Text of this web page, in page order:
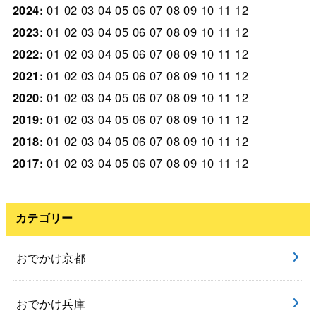
2024:01 02 03 04 05 06 07 08 09 10 11 12
2023:01 02 03 04 05 06 07 08 09 10 11 12
2022:01 02 03 04 05 06 07 08 09 10 11 12
2021:01 02 03 04 05 06 07 08 09 10 11 12
2020:01 02 03 04 05 06 07 08 09 10 11 12
2019:01 02 03 04 05 06 07 08 09 10 11 12
2018:01 02 03 04 05 06 07 08 09 10 11 12
2017:01 02 03 04 05 06 07 08 09 10 11 12
カテゴリー
おでかけ京都
おでかけ兵庫